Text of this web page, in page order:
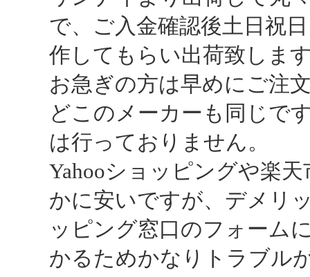
で、ご入金確認後土日祝
作してもらい出荷致しま
お急ぎの方は早めにご注
どこのメーカーも同じで
は行っておりません。
Yahooショッピングや楽
かに安いですが、デメリ
ッピング窓口のフォーム
かるためかなりトラブル